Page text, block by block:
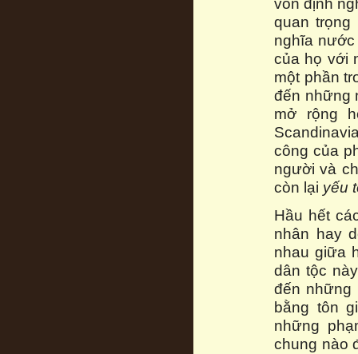
quan
nghĩa
của họ với
một phần
đến những
mở rộng
công của
người và
còn lại yếu
Hầu hết
nhân hay
nhau giữa
dân tộc
đến những
bằng tôn
những
chung nào